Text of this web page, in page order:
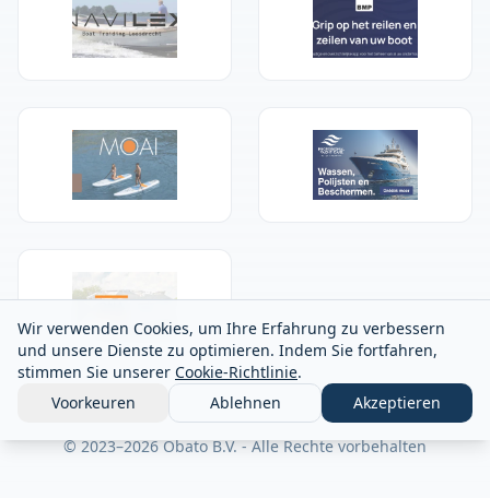
Wir verwenden Cookies, um Ihre Erfahrung zu verbessern
und unsere Dienste zu optimieren. Indem Sie fortfahren,
stimmen Sie unserer Cookie-Richtlinie.
Voorkeuren
Ablehnen Akzeptieren
© 2023–2026Obato B.V. -Alle Rechte vorbehalten